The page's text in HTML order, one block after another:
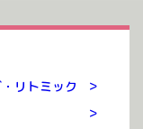
リトミック >
>